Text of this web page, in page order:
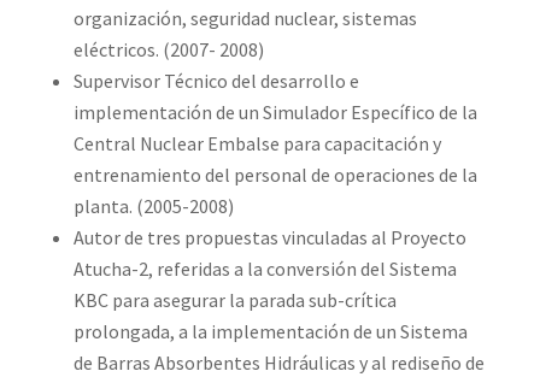
organización, seguridad nuclear, sistemas
eléctricos. (2007- 2008)
Supervisor Técnico del desarrollo e
implementación de un Simulador Específico de la
Central Nuclear Embalse para capacitación y
entrenamiento del personal de operaciones de la
planta. (2005-2008)
Autor de tres propuestas vinculadas al Proyecto
Atucha-2, referidas a la conversión del Sistema
KBC para asegurar la parada sub-crítica
prolongada, a la implementación de un Sistema
de Barras Absorbentes Hidráulicas y al rediseño de